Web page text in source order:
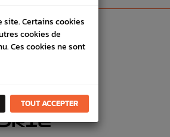
Certains cookies
cookies de
Ces cookies ne sont
TOUT ACCEPTER